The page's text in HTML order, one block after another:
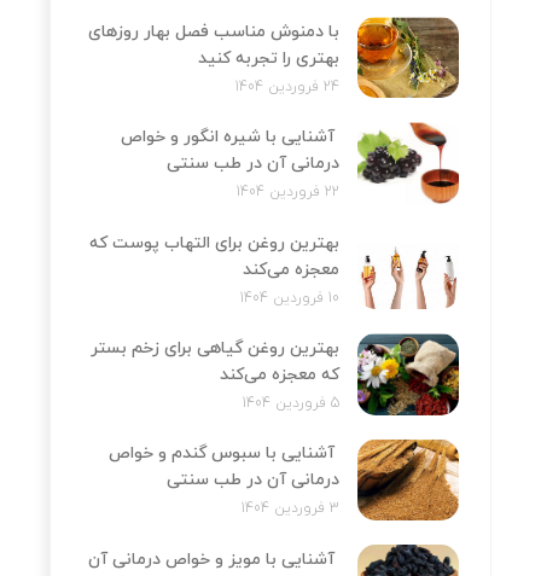
با دمنوش مناسب فصل بهار روزهای
بهتری را تجربه کنید
24 فروردین 1404
آشنایی با شیره انگور و خواص
درمانی آن در طب سنتی
22 فروردین 1404
بهترین روغن برای التهاب پوست که
معجزه می‌کند
10 فروردین 1404
بهترین روغن گیاهی برای زخم بستر
که معجزه می‌کند
5 فروردین 1404
آشنایی با سبوس گندم و خواص
درمانی آن در طب سنتی
3 فروردین 1404
آشنایی با مویز و خواص درمانی آن